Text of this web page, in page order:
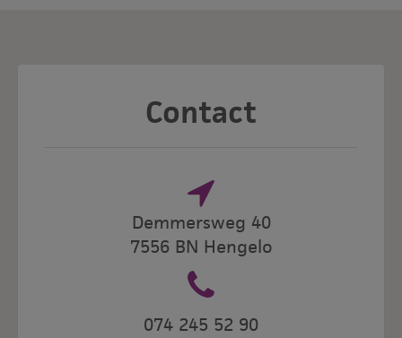
Contact
Demmersweg 40
7556 BN Hengelo
074 245 52 90